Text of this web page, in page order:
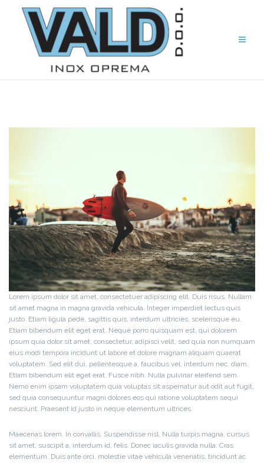
Lorem ipsum dolor sit amet, consectetuer adipiscing elit. Duis risus. Nullam
sit amet magna in magna gravida vehicula. Integer imperdiet lectus quis
justo. Etiam ligula pede, sagittis quis, interdum ultricies, scelerisque eu.
Etiam bibendum elit eget erat. Neque porro quisquam est, qui dolorem
ipsum quia dolor sit amet, consectetur, adipisci velit, sed quia non numquam
eius modi tempora incidunt ut labore et dolore magnam aliquam quaerat
voluptatem. Sed elit dui, pellentesque a, faucibus vel, interdum nec, diam.
Etiam bibendum elit eget erat. Fusce nibh. Nulla pulvinar eleifend sem.
Nemo enim ipsam voluptatem quia voluptas sit aspernatur aut odit aut fugit,
sed quia consequuntur magni dolores eos qui ratione voluptatem sequi
nesciunt. Praesent id justo in neque elementum ultrices.
Maecenas lorem. In convallis. Suspendisse nisl. Nulla turpis magna, cursus
sit amet, suscipit a, interdum id, felis. Donec iaculis gravida nulla. Cras
elementum. Duis ante orci, molestie vitae vehicula venenatis, tincidunt ac